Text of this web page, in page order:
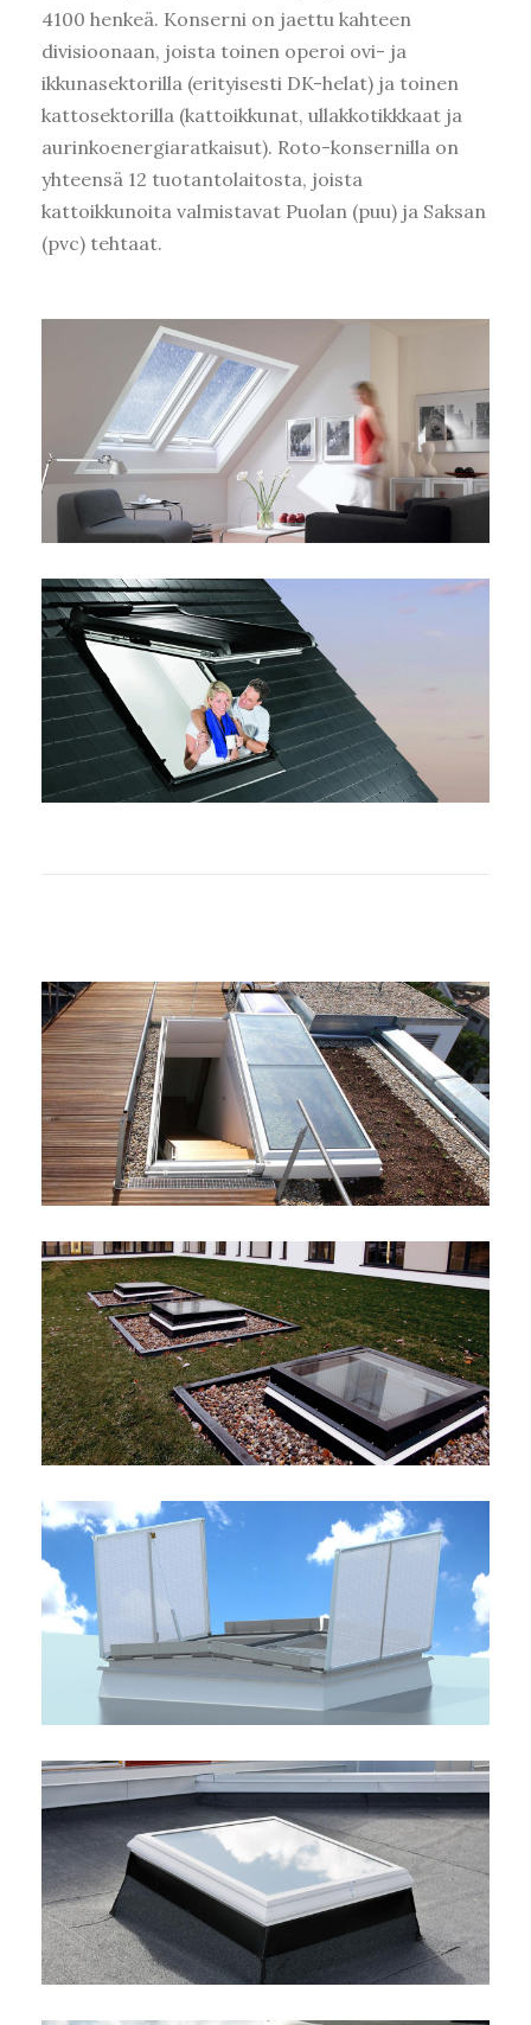
4100 henkeä. Konserni on jaettu kahteen
divisioonaan, joista toinen operoi ovi- ja
ikkunasektorilla (erityisesti DK-helat) ja toinen
kattosektorilla (kattoikkunat, ullakkotikkkaat ja
aurinkoenergiaratkaisut). Roto-konsernilla on
yhteensä 12 tuotantolaitosta, joista
kattoikkunoita valmistavat Puolan (puu) ja Saksan
(pvc) tehtaat.